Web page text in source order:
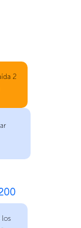
2
los